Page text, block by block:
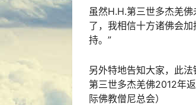
虽然H.H.第三世多杰羌
了，我相信十方诸佛会
持。”
另外特地告知大家，此
第三世多杰羌佛2012年
际佛教僧尼总会）